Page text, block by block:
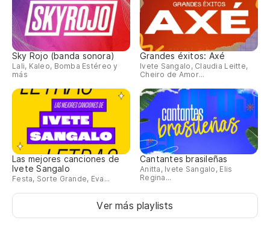
Sky Rojo (banda sonora)
Lali, Kaleo, Bomba Estéreo y
más
Grandes éxitos: Axé
Ivete Sangalo, Claudia Leitte,
Cheiro de Amor...
Las mejores canciones de
Ivete Sangalo
Festa, Sorte Grande, Eva...
Cantantes brasileñas
Anitta, Ivete Sangalo, Elis
Regina...
Ver más playlists